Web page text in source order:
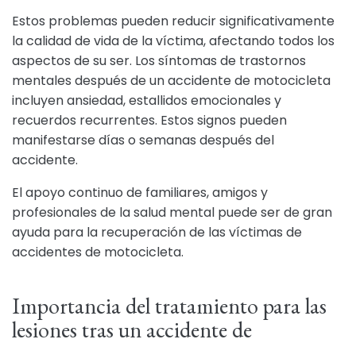
Estos problemas pueden reducir significativamente
la calidad de vida de la víctima, afectando todos los
aspectos de su ser. Los síntomas de trastornos
mentales después de un accidente de motocicleta
incluyen ansiedad, estallidos emocionales y
recuerdos recurrentes. Estos signos pueden
manifestarse días o semanas después del
accidente.
El apoyo continuo de familiares, amigos y
profesionales de la salud mental puede ser de gran
ayuda para la recuperación de las víctimas de
accidentes de motocicleta.
Importancia del tratamiento para las
lesiones tras un accidente de